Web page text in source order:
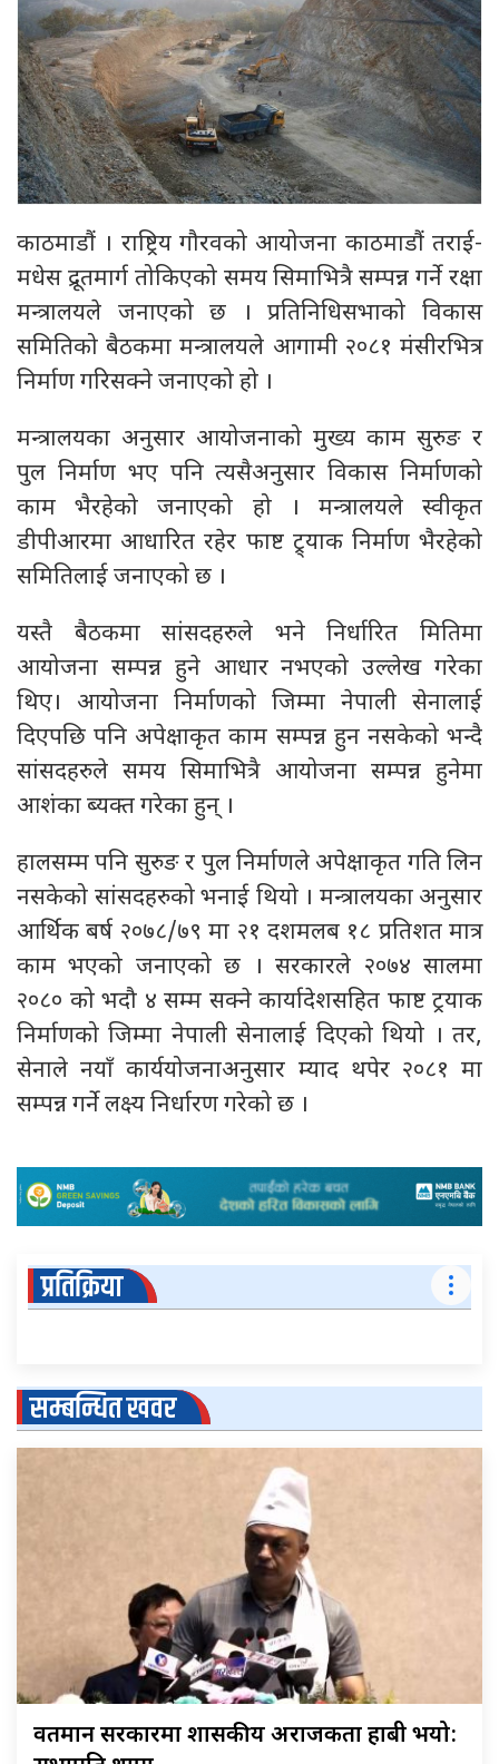
काठमाडौं । राष्ट्रिय गौरवको आयोजना काठमाडौं तराई-
मधेस द्रूतमार्ग तोकिएको समय सिमाभित्रै सम्पन्न गर्ने रक्षा
मन्त्रालयले जनाएको छ । प्रतिनिधिसभाको विकास
समितिको बैठकमा मन्त्रालयले आगामी २०८१ मंसीरभित्र
निर्माण गरिसक्ने जनाएको हो ।
मन्त्रालयका अनुसार आयोजनाको मुख्य काम सुरुङ र
पुल निर्माण भए पनि त्यसैअनुसार विकास निर्माणको
काम भैरहेको जनाएको हो । मन्त्रालयले स्वीकृत
डीपीआरमा आधारित रहेर फाष्ट ट्र्याक निर्माण भैरहेको
समितिलाई जनाएको छ ।
यस्तै बैठकमा सांसदहरुले भने निर्धारित मितिमा
आयोजना सम्पन्न हुने आधार नभएको उल्लेख गरेका
थिए। आयोजना निर्माणको जिम्मा नेपाली सेनालाई
दिएपछि पनि अपेक्षाकृत काम सम्पन्न हुन नसकेको भन्दै
सांसदहरुले समय सिमाभित्रै आयोजना सम्पन्न हुनेमा
आशंका ब्यक्त गरेका हुन् ।
हालसम्म पनि सुरुङ र पुल निर्माणले अपेक्षाकृत गति लिन
नसकेको सांसदहरुको भनाई थियो । मन्त्रालयका अनुसार
आर्थिक बर्ष २०७८/७९ मा २१ दशमलब १८ प्रतिशत मात्र
काम भएको जनाएको छ । सरकारले २०७४ सालमा
२०८० को भदौ ४ सम्म सक्ने कार्यादेशसहित फाष्ट ट्रयाक
निर्माणको जिम्मा नेपाली सेनालाई दिएको थियो । तर,
सेनाले नयाँ कार्ययोजनाअनुसार म्याद थपेर २०८१ मा
सम्पन्न गर्ने लक्ष्य निर्धारण गरेको छ ।
प्रतिक्रिया
सम्बन्धित खवर
वर्तमान सरकारमा शासकीय अराजकता हाबी भयो: